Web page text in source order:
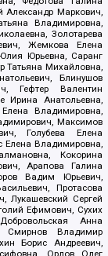
Александр Маркович,
Владимировна,
Золотарева
Жемкова Елена
Юрьевна, Саранг
Татьяна Михайловна,
Блинушов
Гефтер Валентин
Ирина Анатольевна,
Владимировна,
Максимов
Голубева Елена
Елена Владимировна,
Кокорина
Арапова Галина
Вадим Юрьевич,
Протасова
Лукашевский Сергей
Ефимович, Сухих
Анна
Смирнов Владимир
Борис Андреевич,